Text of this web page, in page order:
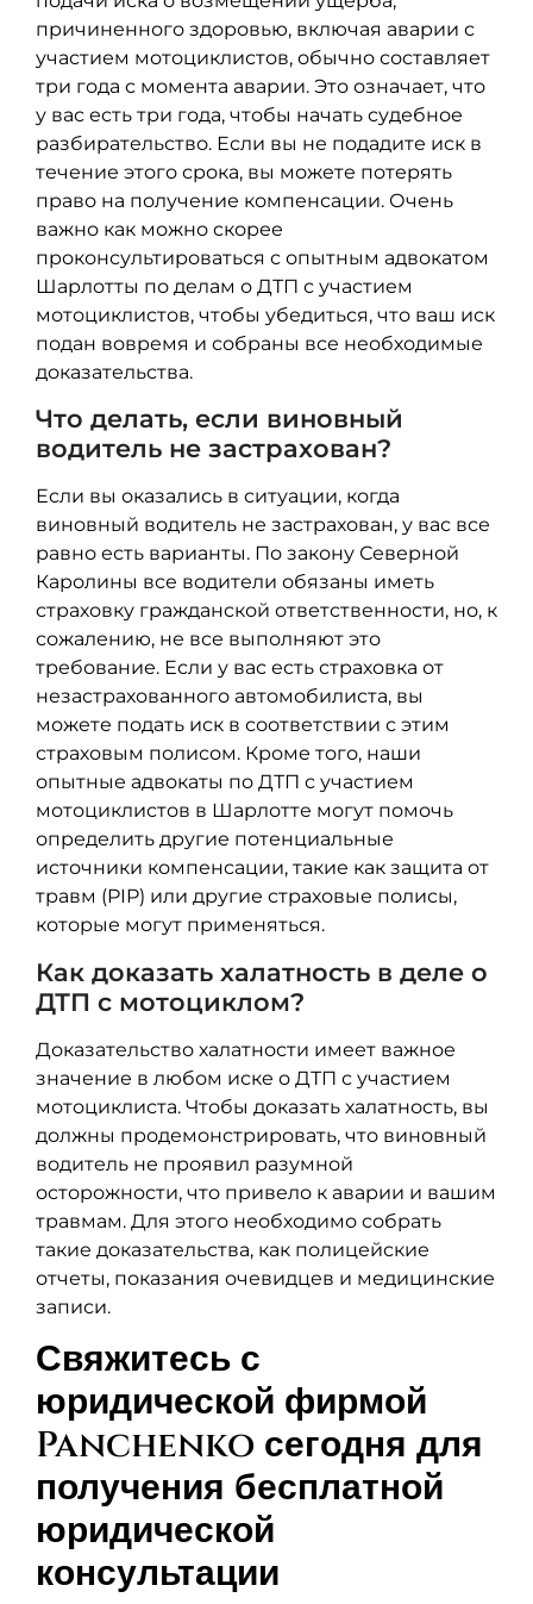
причиненного здоровью, включая аварии с
участием мотоциклистов, обычно составляет
три года с момента аварии. Это означает, что
у вас есть три года, чтобы начать судебное
разбирательство. Если вы не подадите иск в
течение этого срока, вы можете потерять
право на получение компенсации. Очень
важно как можно скорее
проконсультироваться с опытным адвокатом
Шарлотты по делам о ДТП с участием
мотоциклистов, чтобы убедиться, что ваш иск
подан вовремя и собраны все необходимые
доказательства.
Что делать, если виновный
водитель не застрахован?
Если вы оказались в ситуации, когда
виновный водитель не застрахован, у вас все
равно есть варианты. По закону Северной
Каролины все водители обязаны иметь
страховку гражданской ответственности, но, к
сожалению, не все выполняют это
требование. Если у вас есть страховка от
незастрахованного автомобилиста, вы
можете подать иск в соответствии с этим
страховым полисом. Кроме того, наши
опытные адвокаты по ДТП с участием
мотоциклистов в Шарлотте могут помочь
определить другие потенциальные
источники компенсации, такие как защита от
травм (PIP) или другие страховые полисы,
которые могут применяться.
Как доказать халатность в деле о
ДТП с мотоциклом?
Доказательство халатности имеет важное
значение в любом иске о ДТП с участием
мотоциклиста. Чтобы доказать халатность, вы
должны продемонстрировать, что виновный
водитель не проявил разумной
осторожности, что привело к аварии и вашим
травмам. Для этого необходимо собрать
такие доказательства, как полицейские
отчеты, показания очевидцев и медицинские
записи.
Свяжитесь с
юридической фирмой
Panchenko сегодня для
получения бесплатной
юридической
консультации